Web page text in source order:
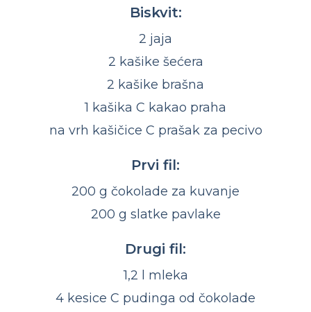
Biskvit:
2 jaja
2 kašike šećera
2 kašike brašna
1 kašika C kakao praha
na vrh kašičice C prašak za pecivo
Prvi fil:
200 g čokolade za kuvanje
200 g slatke pavlake
Drugi fil:
1,2 l mleka
4 kesice C pudinga od čokolade